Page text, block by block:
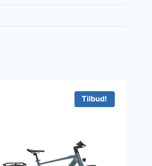
Tilbud!